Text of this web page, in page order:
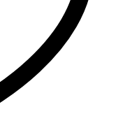
товара.